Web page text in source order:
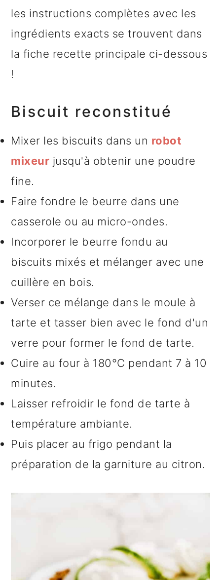
les instructions complètes avec les
ingrédients exacts se trouvent dans
la fiche recette principale ci-dessous
!
Biscuit reconstitué
Mixer les biscuits dans un robot
mixeur jusqu'à obtenir une poudre
fine.
Faire fondre le beurre dans une
casserole ou au micro-ondes.
Incorporer le beurre fondu au
biscuits mixés et mélanger avec une
cuillère en bois.
Verser ce mélange dans le moule à
tarte et tasser bien avec le fond d'un
verre pour former le fond de tarte.
Cuire au four à 180°C pendant 7 à 10
minutes.
Laisser refroidir le fond de tarte à
température ambiante.
Puis placer au frigo pendant la
préparation de la garniture au citron.